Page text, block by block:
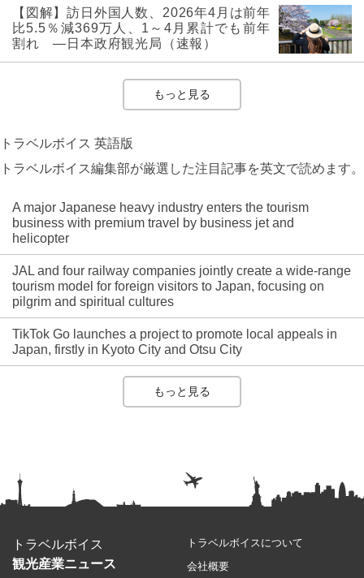
【図解】訪日外国人数、2026年4月は前年
比5.5％減369万人、1～4月累計でも前年
割れ ―日本政府観光局（速報）
もっと見る
トラベルボイス 英語版
トラベルボイス編集部が厳選した注目記事を英文で読めます。
A major Japanese heavy industry enters the tourism
business with premium travel by business jet and
helicopter
JAL and four railway companies jointly create a wide-range
tourism model for foreign visitors to Japan, focusing on
pilgrim and spiritual cultures
TikTok Go launches a project to promote local appeals in
Japan, firstly in Kyoto City and Otsu City
もっと見る
トラベルボイス
観光産業ニュース
トラベルボイスについて
会社概要